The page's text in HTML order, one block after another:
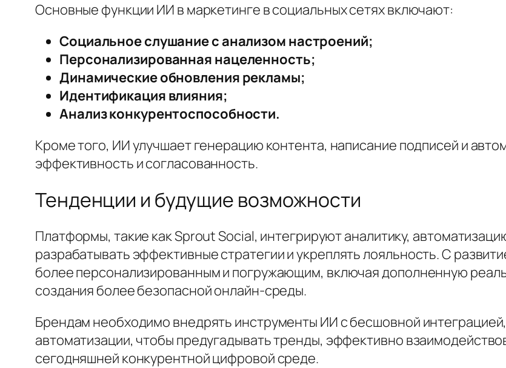
Основные функции ИИ в маркетинге в социальных сетях включают:
Социальное слушание с анализом настроений;
Персонализированная нацеленность;
Динамические обновления рекламы;
Идентификация влияния;
Анализ конкурентоспособности.
Кроме того, ИИ улучшает генерацию контента, написание подписей и
эффективность и согласованность.
Тенденции и будущие возможности
Платформы, такие как Sprout Social, интегрируют аналитику,
разрабатывать эффективные стратегии и укреплять лояльность. С
более персонализированным и погружающим, включая дополненную
создания более безопасной онлайн-среды.
Брендам необходимо внедрять инструменты ИИ с бесшовной
автоматизации, чтобы предугадывать тренды, эффективно
сегодняшней конкурентной цифровой среде.